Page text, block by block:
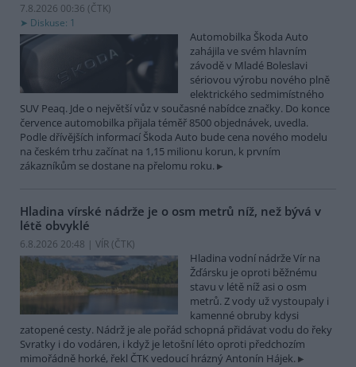
7.8.2026 00:36 (ČTK)
Diskuse: 1
Automobilka Škoda Auto
zahájila ve svém hlavním
závodě v Mladé Boleslavi
sériovou výrobu nového plně
elektrického sedmimístného
SUV Peaq. Jde o největší vůz v současné nabídce značky. Do konce
července automobilka přijala téměř 8500 objednávek, uvedla.
Podle dřívějších informací Škoda Auto bude cena nového modelu
na českém trhu začínat na 1,15 milionu korun, k prvním
zákazníkům se dostane na přelomu roku.
Hladina vírské nádrže je o osm metrů níž, než bývá v
létě obvyklé
6.8.2026 20:48 | VÍR (ČTK)
Hladina vodní nádrže Vír na
Žďársku je oproti běžnému
stavu v létě níž asi o osm
metrů. Z vody už vystoupaly i
kamenné obruby kdysi
zatopené cesty. Nádrž je ale pořád schopná přidávat vodu do řeky
Svratky i do vodáren, i když je letošní léto oproti předchozím
mimořádně horké, řekl ČTK vedoucí hrázný Antonín Hájek.